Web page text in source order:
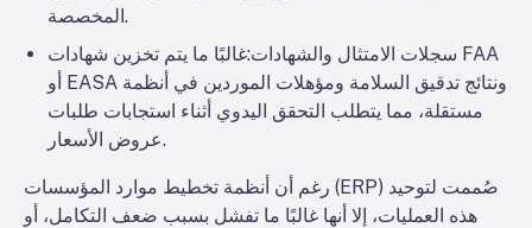
المخصصة.
سجلات الامتثال والشهادات:غالبًا ما يتم تخزين شهادات FAA
أو EASA ونتائج تدقيق السلامة ومؤهلات الموردين في أنظمة
مستقلة، مما يتطلب التحقق اليدوي أثناء استجابات طلبات
عروض الأسعار.
رغم أن أنظمة تخطيط موارد المؤسسات (ERP) صُممت لتوحيد
هذه العمليات، إلا أنها غالبًا ما تفشل بسبب ضعف التكامل، أو